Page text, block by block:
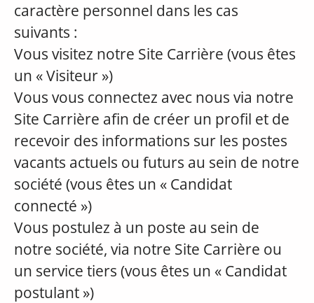
caractère personnel dans les cas
suivants :
Vous visitez notre Site Carrière (vous êtes
un « Visiteur »)
Vous vous connectez avec nous via notre
Site Carrière afin de créer un profil et de
recevoir des informations sur les postes
vacants actuels ou futurs au sein de notre
société (vous êtes un « Candidat
connecté »)
Vous postulez à un poste au sein de
notre société, via notre Site Carrière ou
un service tiers (vous êtes un « Candidat
postulant »)